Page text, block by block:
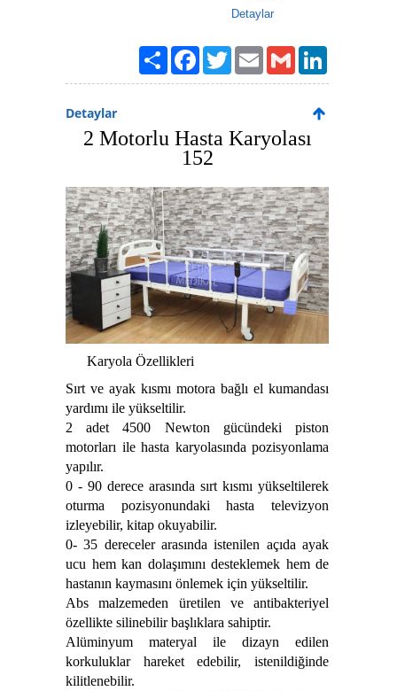
Detaylar
PaylaşFacebook
TwitterEmailGmail
Detaylar
2 Motorlu Hasta Karyolası
152
Karyola Özellikleri
Sırt ve ayak kısmı motora bağlı el kumandası
yardımı ile yükseltilir.
2 adet 4500 Newton gücündeki piston
motorları ile hasta karyolasında pozisyonlama
yapılır.
0 - 90 derece arasında sırt kısmı yükseltilerek
oturma pozisyonundaki hasta televizyon
izleyebilir, kitap okuyabilir.
0- 35 dereceler arasında istenilen açıda ayak
ucu hem kan dolaşımını desteklemek hem de
hastanın kaymasını önlemek için yükseltilir.
Abs malzemeden üretilen ve antibakteriyel
özellikte silinebilir başlıklara sahiptir.
Alüminyum materyal ile dizayn edilen
korkuluklar hareket edebilir, istenildiğinde
kilitlenebilir.